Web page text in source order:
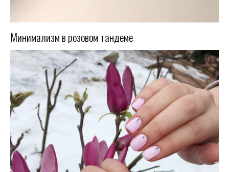
Минимализм в розовом тандеме